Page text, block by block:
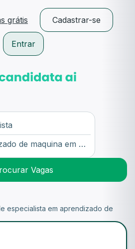
grátis Cadastrar-se
Entrar
Vagas
especialista em aprendizado de